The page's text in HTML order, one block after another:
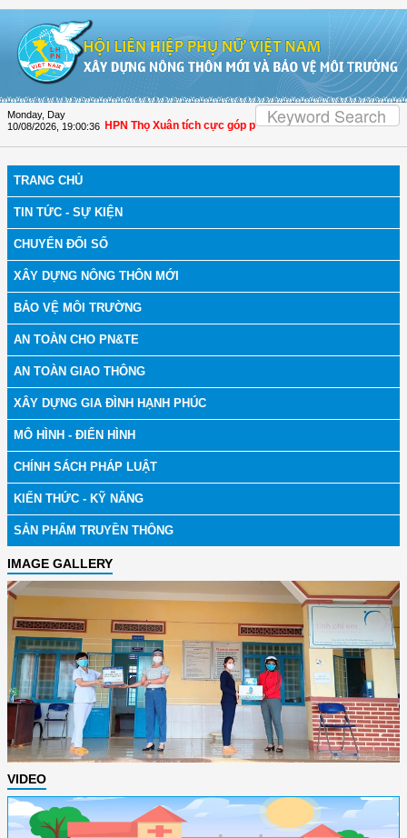
Monday, Day
10/08/2026 19:00:37
Hóa: Hội LHPN Thọ Xuân tích cực góp phần nâng cao tỷ lệ người dân
TRANG CHỦ
TIN TỨC - SỰ KIỆN
CHUYỂN ĐỔI SỐ
XÂY DỰNG NÔNG THÔN MỚI
BẢO VỆ MÔI TRƯỜNG
AN TOÀN CHO PN&TE
AN TOÀN GIAO THÔNG
XÂY DỰNG GIA ĐÌNH HẠNH PHÚC
MÔ HÌNH - ĐIỂN HÌNH
CHÍNH SÁCH PHÁP LUẬT
KIẾN THỨC - KỸ NĂNG
SẢN PHẨM TRUYỀN THÔNG
IMAGE GALLERY
VIDEO